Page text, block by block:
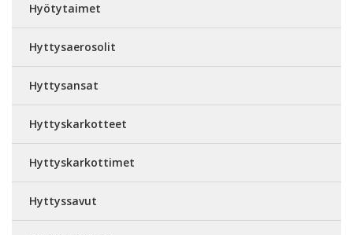
Hyötytaimet
Hyttysaerosolit
Hyttysansat
Hyttyskarkotteet
Hyttyskarkottimet
Hyttyssavut